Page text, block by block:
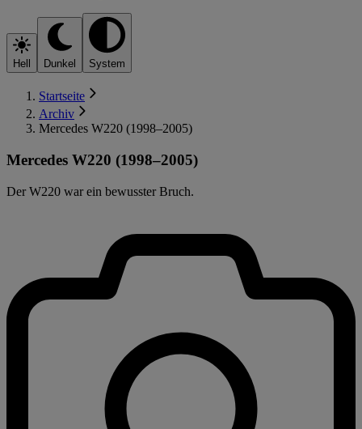
Hell Dunkel System
Startseite
Archiv
Mercedes W220 (1998–2005)
Mercedes W220 (1998–2005)
Der W220 war ein bewusster Bruch.